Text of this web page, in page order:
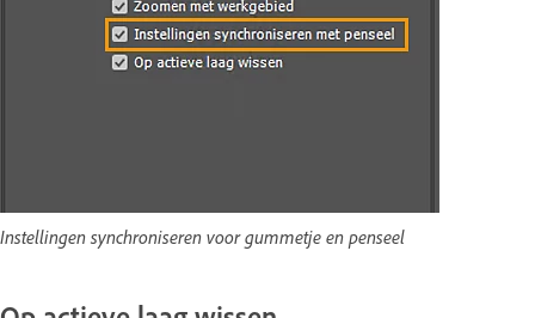
Instellingen synchroniseren voor gummetje en penseel